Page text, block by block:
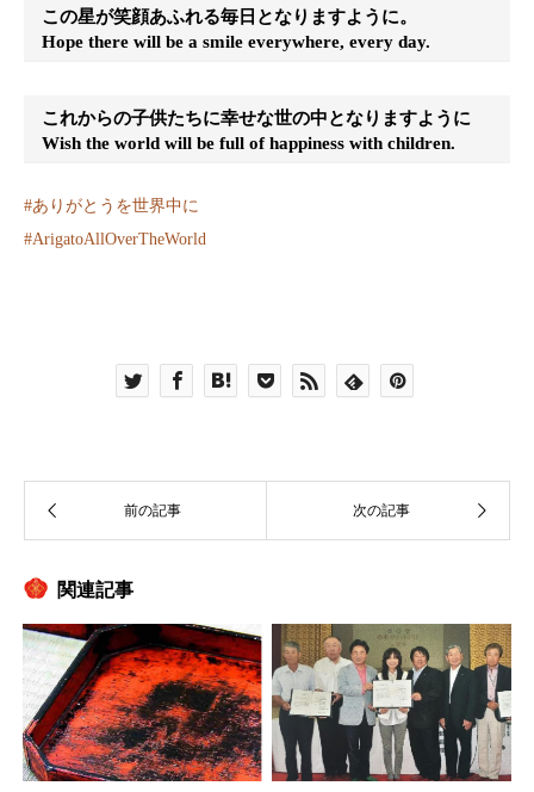
この星が笑顔あふれる毎日となりますように。
Hope there will be a smile everywhere, every day.
これからの子供たちに幸せな世の中となりますように
Wish the world will be full of happiness with children.
#ありがとうを世界中に
#ArigatoAllOverTheWorld
関連記事